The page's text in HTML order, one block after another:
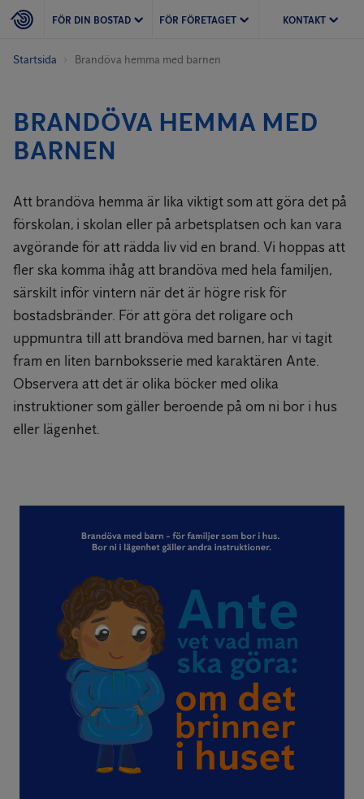
FÖR DIN BOSTAD FÖR FÖRETAGET KONTAKT
Startsida Brandöva hemma med barnen
BRANDÖVA HEMMA MED
BARNEN
Att brandöva hemma är lika viktigt som att göra det på
förskolan, i skolan eller på arbetsplatsen och kan vara
avgörande för att rädda liv vid en brand. Vi hoppas att
fler ska komma ihåg att brandöva med hela familjen,
särskilt inför vintern när det är högre risk för
bostadsbränder. För att göra det roligare och
uppmuntra till att brandöva med barnen, har vi tagit
fram en liten barnboksserie med karaktären Ante.
Observera att det är olika böcker med olika
instruktioner som gäller beroende på om ni bor i hus
eller lägenhet.